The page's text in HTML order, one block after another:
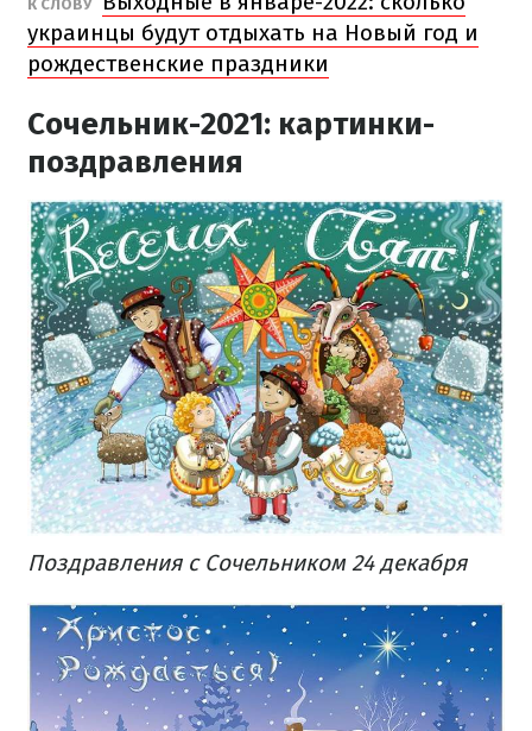
К СЛОВУ
украинцы будут отдыхать на Новый год и
рождественские праздники
Сочельник-2021: картинки-
поздравления
Поздравления с Сочельником 24 декабря